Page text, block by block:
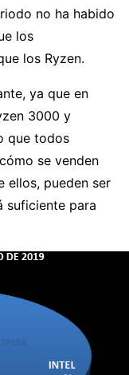
no ha habido
los
los Ryzen.
ya que en
3000 y
que todos
se venden
ellos, pueden ser
suficiente para